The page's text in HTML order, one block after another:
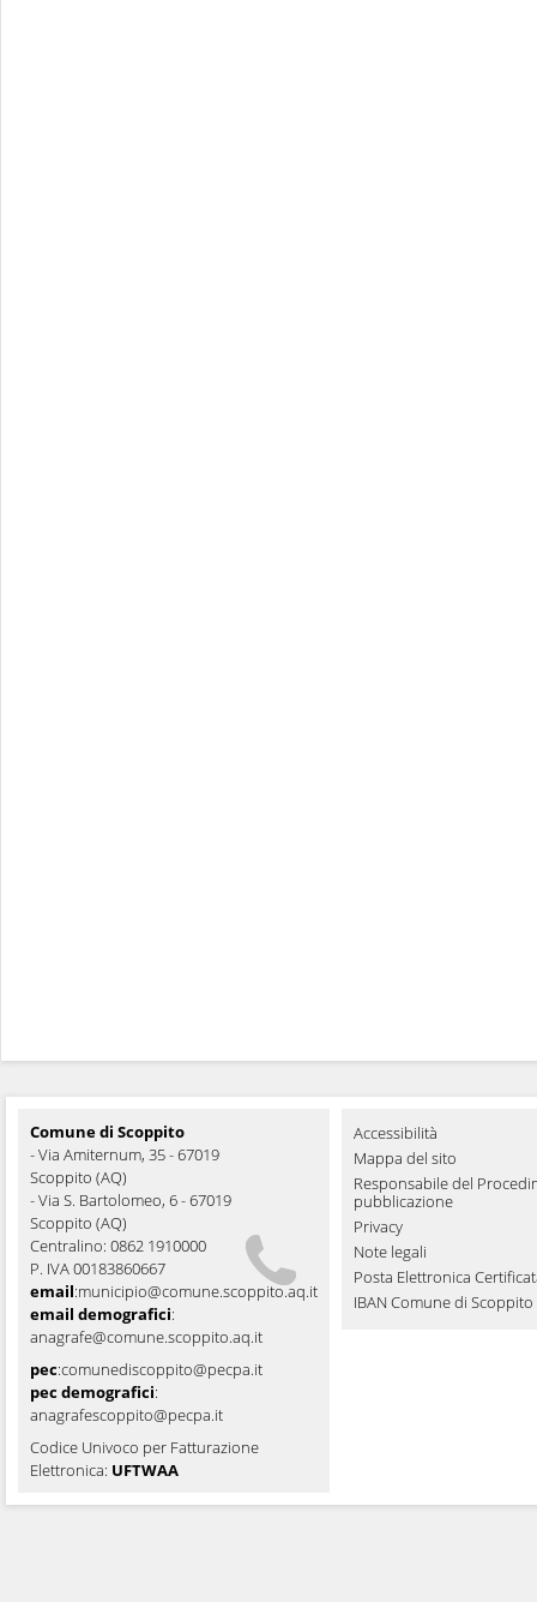
Comune di Scoppito
- Via Amiternum, 35 - 67019
Scoppito (AQ)
- Via S. Bartolomeo, 6 - 67019
Scoppito (AQ)
Centralino: 0862 1910000
P. IVA 00183860667
email:municipio@comune.scoppito.aq.it
email demografici:
anagrafe@comune.scoppito.aq.it
pec:comunediscoppito@pecpa.it
pec demografici:
anagrafescoppito@pecpa.it
Codice Univoco per Fatturazione
Elettronica: UFTWAA
Accessibilità
Mappa del sito
Responsabile del
pubblicazione
Privacy
Note legali
Posta Elettronica
IBAN Comune di Scoppito